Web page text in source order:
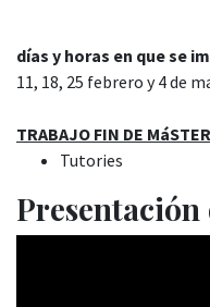
días y horas en que se
11, 18, 25 febrero y 4 de
TRABAJO FIN DE MáSTER
Tutories